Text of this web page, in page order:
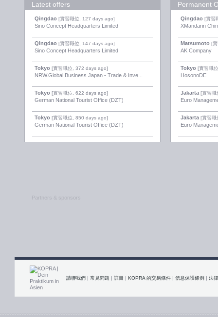
Latest offers
Qingdao [實習職位, 127 days ago]
Sino Concept Headquarters Limited
Qingdao [實習職位, 147 days ago]
Sino Concept Headquarters Limited
Tokyo [實習職位, 372 days ago]
NRW.Global Business Japan - Trade & Inve...
Tokyo [實習職位, 622 days ago]
German National Tourist Office (DZT)
Tokyo [實習職位, 850 days ago]
German National Tourist Office (DZT)
Permanent
Qingdao [實習
XMandarin
Matsumoto [
AK Company
Tokyo [實習職
HosonoDE
Jakarta [實習
Euro
Jakarta [實習
Euro
Partners & sponsors
請聯我們 | 常見問題 | 註冊 | KOPRA 的交易條件 | 信息保護條例 | 法